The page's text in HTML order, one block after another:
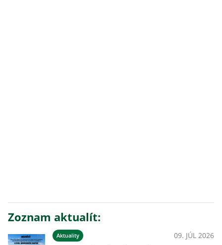
Zoznam aktualít:
Aktuality 09. JÚL 2026